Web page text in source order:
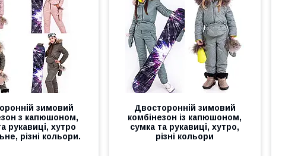
зимовий
з капюшоном,
рукавиці, хутро
різні кольори.
Двосторонній зимовий
комбінезон із капюшоном,
сумка та рукавиці, хутро,
різні кольори